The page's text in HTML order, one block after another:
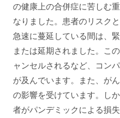
の健康上の合併症に苦しむ
なりました。患者のリスク
急速に蔓延している間は、
または延期されました。こ
ャンセルされるなど、コン
が及んでいます。また、が
の影響を受けています。し
者がパンデミックによる損